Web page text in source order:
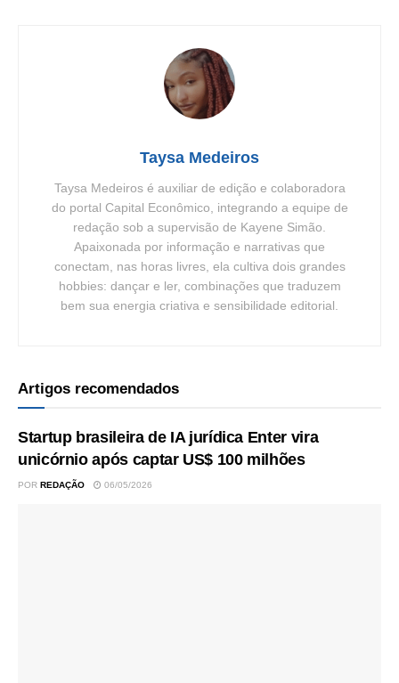
Taysa Medeiros
Taysa Medeiros é auxiliar de edição e colaboradora
do portal Capital Econômico, integrando a equipe de
redação sob a supervisão de Kayene Simão.
Apaixonada por informação e narrativas que
conectam, nas horas livres, ela cultiva dois grandes
hobbies: dançar e ler, combinações que traduzem
bem sua energia criativa e sensibilidade editorial.
Artigos recomendados
Startup brasileira de IA jurídica Enter vira
unicórnio após captar US$ 100 milhões
POR REDAÇÃO 06/05/2026